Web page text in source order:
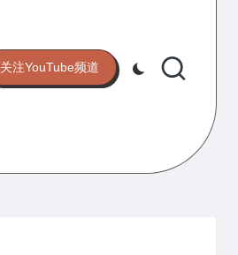
关注YouTube频道